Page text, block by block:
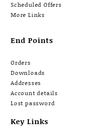
Scheduled Offers
More Links
End Points
Orders
Downloads
Addresses
Account details
Lost password
Key Links